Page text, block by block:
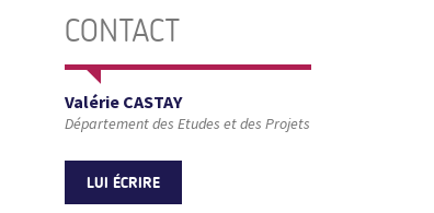
CONTACT
Valérie CASTAY
Département des Etudes et des Projets
LUI ÉCRIRE